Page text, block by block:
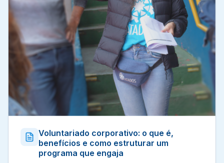
Voluntariado corporativo: o que é,
benefícios e como estruturar um
programa que engaja